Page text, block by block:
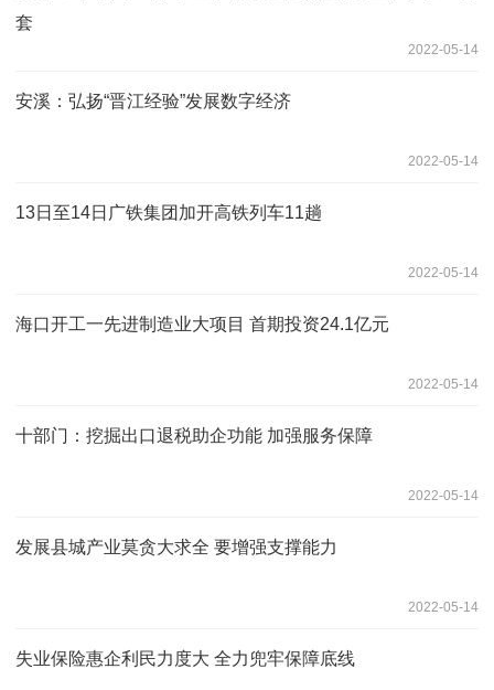
套
2022-05-14
安溪：弘扬“晋江经验”发展数字经济
2022-05-14
13日至14日广铁集团加开高铁列车11趟
2022-05-14
海口开工一先进制造业大项目 首期投资24.1亿元
2022-05-14
十部门：挖掘出口退税助企功能 加强服务保障
2022-05-14
发展县城产业莫贪大求全 要增强支撑能力
2022-05-14
失业保险惠企利民力度大 全力兜牢保障底线